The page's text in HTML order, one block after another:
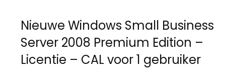
Nieuwe Windows Small Business
Server 2008 Premium Edition –
Licentie – CAL voor 1 gebruiker